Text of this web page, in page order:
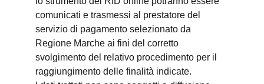
comunicati e trasmessi al prestatore del
servizio di pagamento selezionato da
Regione Marche ai fini del corretto
svolgimento del relativo procedimento per il
raggiungimento delle finalità indicate.